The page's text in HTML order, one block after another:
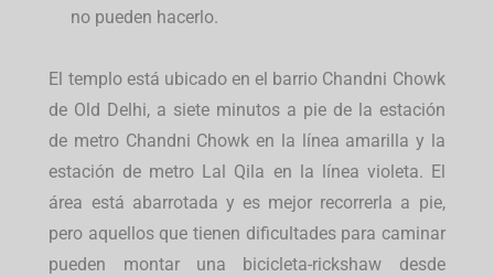
no pueden hacerlo.
El templo está ubicado en el barrio Chandni Chowk
de Old Delhi, a siete minutos a pie de la estación
de metro Chandni Chowk en la línea amarilla y la
estación de metro Lal Qila en la línea violeta. El
área está abarrotada y es mejor recorrerla a pie,
pero aquellos que tienen dificultades para caminar
pueden montar una bicicleta-rickshaw desde